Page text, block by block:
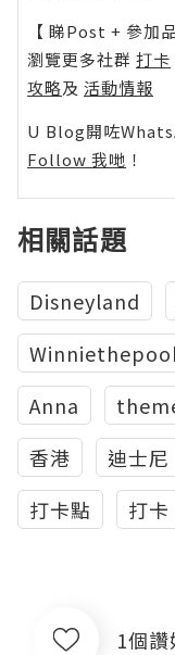
【 睇Post + 參加
瀏覽更多社群 打卡
攻略及 活動情報
U Blog開咗
Follow 我哋 ！
相關話題
Disneyland
Anna
香港
迪士尼
打卡點
打卡
1個讚